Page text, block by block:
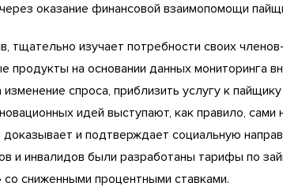
оказание финансовой взаимопомощи
тщательно изучает потребности своих
продукты на основании данных мониторинга
изменение спроса, приблизить услугу к
идей выступают, как правило,
и подтверждает социальную
и инвалидов были разработаны тарифы по
со сниженными процентными ставками.